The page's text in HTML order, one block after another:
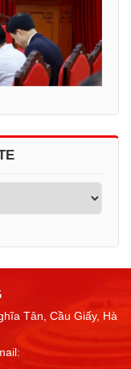
Tân, Cầu Giấy, Hà